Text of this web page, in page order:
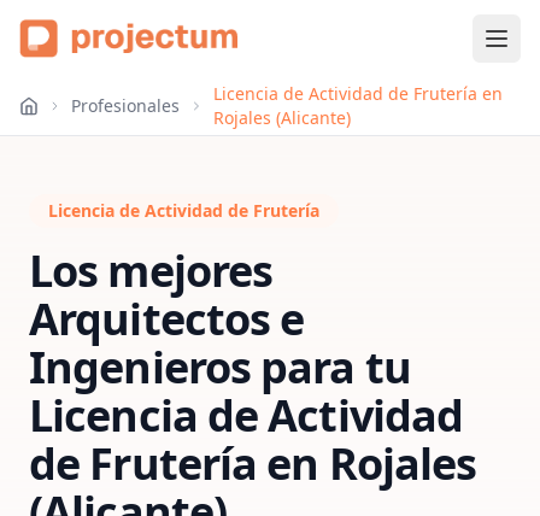
Profesionales
Licencia de Actividad de Frutería en
Rojales (Alicante)
Licencia de Actividad de Frutería
Los mejores
Arquitectos e
Ingenieros para tu
Licencia de Actividad
de Frutería en Rojales